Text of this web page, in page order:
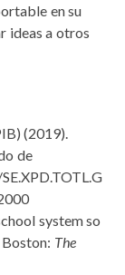
en su
ideas a otros
(2019).
de
system so
The